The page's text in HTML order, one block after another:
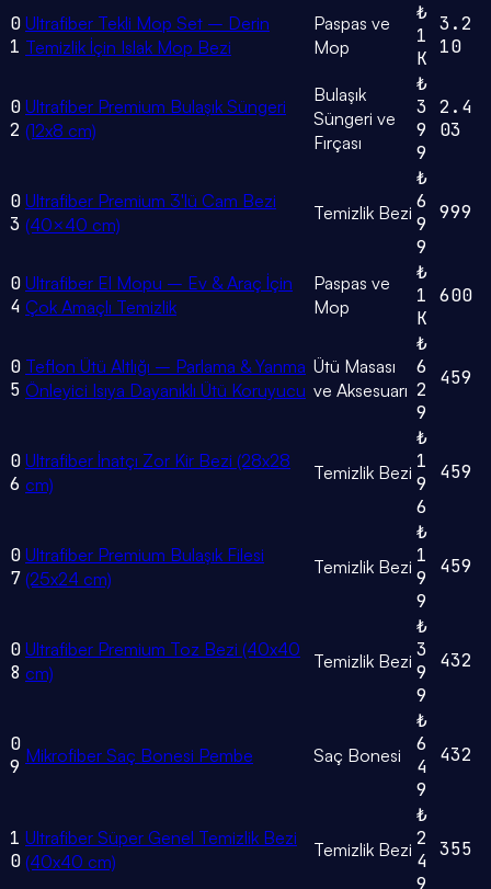
0
1
Ultrafiber Tekli Mop Set – Derin
Temizlik İçin Islak Mop Bezi
Paspas ve
Mop
₺
1
K
3.2
10
0
2
Ultrafiber Premium Bulaşık Süngeri
(12x8 cm)
Bulaşık
Süngeri ve
Fırçası
₺
3
9
9
2.4
03
0
3
Ultrafiber Premium 3'lü Cam Bezi
(40×40 cm)
Temizlik Bezi
₺
6
9
9
999
0
4
Ultrafiber El Mopu – Ev & Araç İçin
Çok Amaçlı Temizlik
Paspas ve
Mop
₺
1
K
600
0
5
Teflon Ütü Altlığı – Parlama & Yanma
Önleyici Isıya Dayanıklı Ütü Koruyucu
Ütü Masası
ve Aksesuarı
₺
6
2
9
459
0
6
Ultrafiber İnatçı Zor Kir Bezi (28x28
cm)
Temizlik Bezi
₺
1
9
6
459
0
7
Ultrafiber Premium Bulaşık Filesi
(25x24 cm)
Temizlik Bezi
₺
1
9
9
459
0
8
Ultrafiber Premium Toz Bezi (40x40
cm)
Temizlik Bezi
₺
3
9
9
432
0
9 Mikrofiber Saç Bonesi Pembe Saç Bonesi
₺
6
4
9
432
1
0
Ultrafiber Süper Genel Temizlik Bezi
(40x40 cm)
Temizlik Bezi
₺
2
4
355